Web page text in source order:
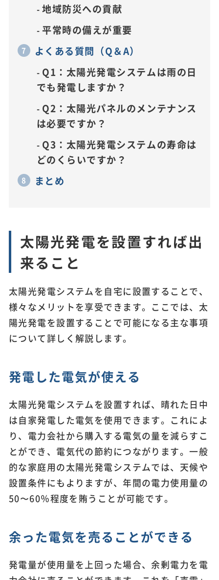
地域防災への貢献
平常時の備えが重要
よくある質問（Q＆A）
Q1：太陽光発電システムは雨の日
でも発電しますか？
Q2：太陽光パネルのメンテナンス
は必要ですか？
Q3：太陽光発電システムの寿命は
どのくらいですか？
まとめ
太陽光発電を設置すれば出
来ること
太陽光発電システムを自宅に設置することで、
様々なメリットを享受できます。ここでは、太
陽光発電を設置することで可能になる主な事項
について詳しく解説します。
発電した電気が使える
太陽光発電システムを設置すれば、晴れた日中
は自家発電した電気を使用できます。これによ
り、電力会社から購入する電気の量を減らすこ
とができ、電気代の節約につながります。一般
的な家庭用の太陽光発電システムでは、天候や
設置条件にもよりますが、年間の電力使用量の
50〜60％程度を賄うことが可能です。
余った電気を売ることができる
発電量が使用量を上回った場合、余剰電力を電